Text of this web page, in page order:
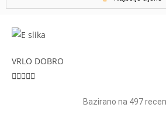
VRLO DOBRO

Bazirano na 497